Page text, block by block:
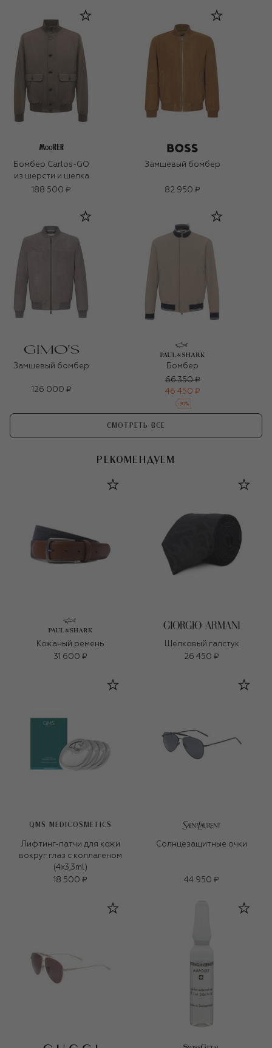
Бомбер Carlos-GO
из шерсти и шелка
188 500 ₽
Замшевый бомбер
82 950 ₽
Замшевый бомбер
126 000 ₽
Бомбер
66 350 ₽
46 450 ₽
-30%
СМОТРЕТЬ ВСЕ
РЕКОМЕНДУЕМ
Кожаный ремень
31 600 ₽
Шелковый галстук
26 450 ₽
QMS MEDICOSMETICS
Лифтинг-патчи для кожи
вокруг глаз с коллагеном
(4x3,3ml)
18 500 ₽
Солнцезащитные очки
44 950 ₽